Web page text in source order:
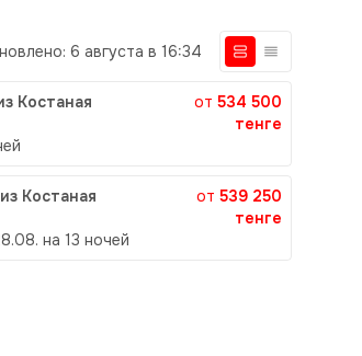
6 августа в 16:34
Костаная от 534 500
тенге
из Костаная от 539 250
тенге
на 13 ночей